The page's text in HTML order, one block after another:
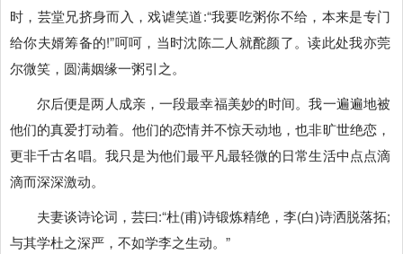
时，芸堂兄挤身而入，戏谑笑道:“我要吃粥你不给，本来是专门
给你夫婿筹备的!”呵呵，当时沈陈二人就酡颜了。读此处我亦莞
尔微笑，圆满姻缘一粥引之。
尔后便是两人成亲，一段最幸福美妙的时间。我一遍遍地被
他们的真爱打动着。他们的恋情并不惊天动地，也非旷世绝恋，
更非千古名唱。我只是为他们最平凡最轻微的日常生活中点点滴
滴而深深激动。
夫妻谈诗论词，芸曰:“杜(甫)诗锻炼精绝，李(白)诗洒脱落拓;
与其学杜之深严，不如学李之生动。”